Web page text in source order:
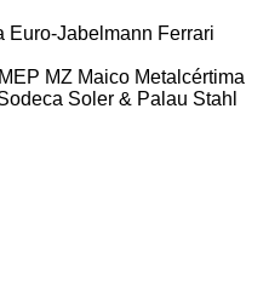
Euro-Jabelmann Ferrari
MEP MZ Maico Metalcértima
Soler & Palau Stahl